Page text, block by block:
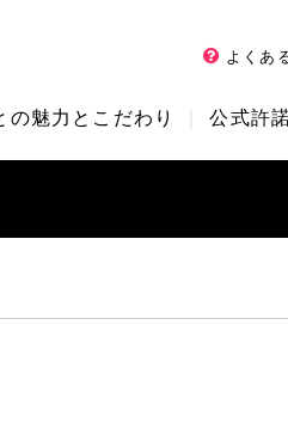
よくあ
の魅力とこだわり 公式許